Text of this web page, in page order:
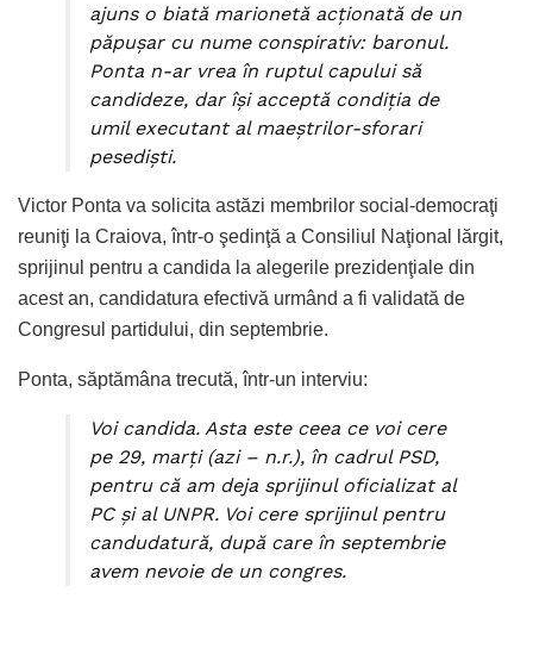
ajuns o biată marionetă acţionată de un
păpuşar cu nume conspirativ: baronul.
Ponta n-ar vrea în ruptul capului să
candideze, dar îşi acceptă condiţia de
umil executant al maeştrilor-sforari
pesedişti.
Victor Ponta va solicita astăzi membrilor social-democraţi
reuniţi la Craiova, într-o şedinţă a Consiliul Naţional lărgit,
sprijinul pentru a candida la alegerile prezidenţiale din
acest an, candidatura efectivă urmând a fi validată de
Congresul partidului, din septembrie.
Ponta, săptămâna trecută, într-un interviu:
Voi candida. Asta este ceea ce voi cere
pe 29, marţi (azi – n.r.), în cadrul PSD,
pentru că am deja sprijinul oficializat al
PC şi al UNPR. Voi cere sprijinul pentru
candudatură, după care în septembrie
avem nevoie de un congres.